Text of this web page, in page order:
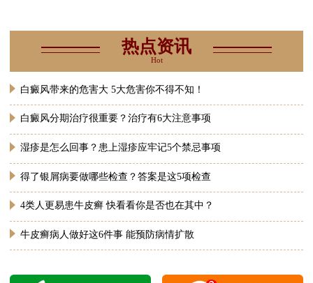
热点资讯
Hot
白癜风带来的危害大 5大危害你不得不知！
白癜风分期治疗很重要？治疗有6大注意事项
湿疹是怎么回事？患上湿疹应牢记5个禁忌事项
得了银屑病要做哪些检查？答案是这5项检查
4类人更易患牛皮癣 快看看你是否也在其中？
牛皮癣病人做好这6件事 能预防病情扩散